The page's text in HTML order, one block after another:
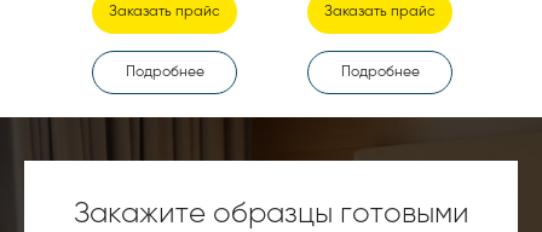
Заказать прайс
Подробнее
Заказать прайс
Подробнее
Закажите образцы готовыми